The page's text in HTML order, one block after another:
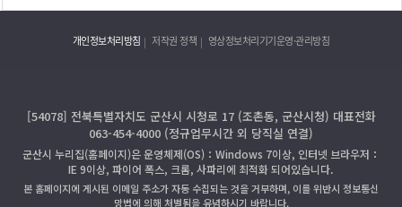
개인정보처리방침 저작권 정책 영상정보처리기기운영·관리방침
[54078] 전북특별자치도 군산시 시청로 17 (조촌동, 군산시청) 대표전화
063-454-4000 (정규업무시간 외 당직실 연결)
군산시 누리집(홈페이지)은 운영체제(OS)：Windows 7이상, 인터넷 브라우저：
IE 9이상, 파이어 폭스, 크롬, 사파리에 최적화 되어있습니다.
본 홈페이지에 게시된 이메일 주소가 자동 수집되는 것을 거부하며, 이를 위반시 정보통신
망법에 의해 처벌됨을 유념하시기 바랍니다.